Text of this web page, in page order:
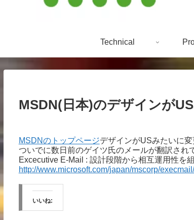
Technical
MSDN(日本)のデザインが
MSDNのトップページデザインがUSみたいに変
ついでに数日前のゲイツ氏のメールが翻訳され
Excecutive E-Mail : 設計段階から相互運用性を
http://www.microsoft.com/japan/mscorp/execmail/
いいね: